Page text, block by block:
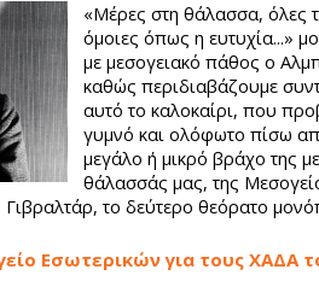
«Μέρες στη θάλασσα, όλες
όμοιες όπως η ευτυχία...»
με μεσογειακό πάθος ο
καθώς περιδιαβάζουμε
αυτό το καλοκαίρι, που
γυμνό και ολόφωτο πίσω
μεγάλο ή μικρό βράχο της
θάλασσάς μας, της
το δεύτερο θεόρατο
Ανάφης, κι από την Πέτρα του
Κύπρο, ως το νησάκι Πιπέρι, τη
«θάλασσα πλατιά, πάντα να
Εσωτερικών για τους ΧΑΔΑ